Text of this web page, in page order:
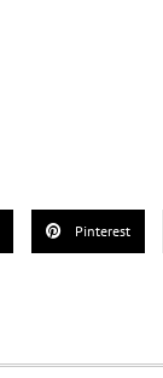
Pinterest